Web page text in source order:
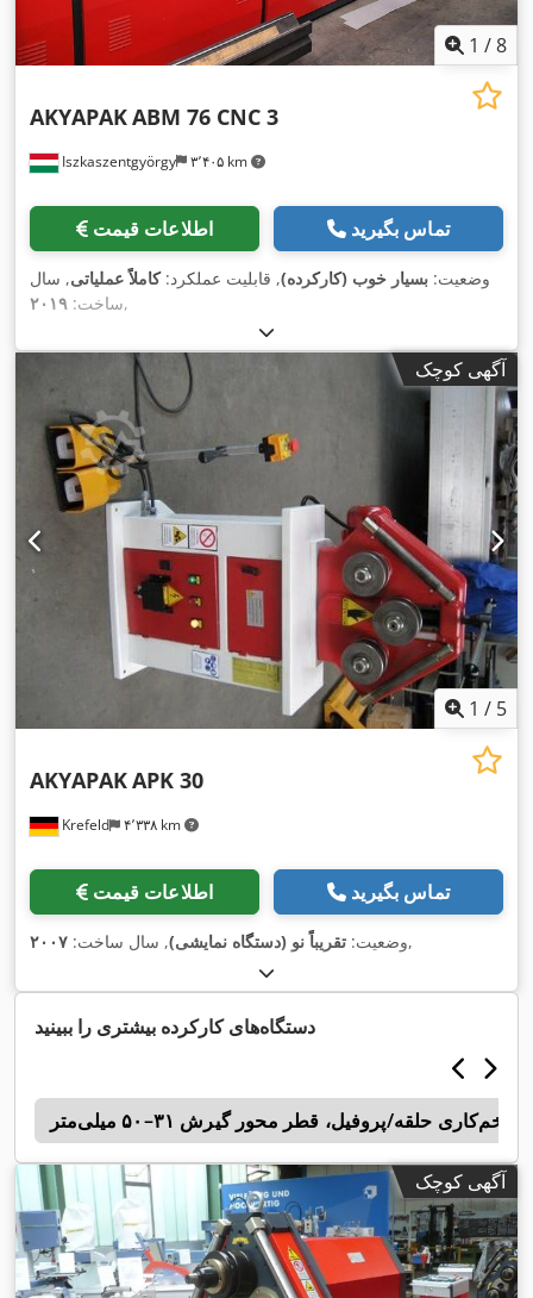
1 /8
Iszkaszentgyörgy ۳٬۴۰۵ km
AKYAPAKABM 76 CNC 3
اطلاعات قیمت تماس بگیرید
وضعیت: بسیار خوب (کارکرده), قابلیت عملکرد:کاملاً عملیاتی, سال
ساخت: ۲۰۱۹ ,
آگهی کوچک
1 / 5
Krefeld ۴٬۳۳۸ km
AKYAPAKAPK 30
اطلاعات قیمت تماس بگیرید
وضعیت: تقریباً نو (دستگاه نمایشی), سال ساخت: ۲۰۰۷ ,
دستگاه‌های کارکرده بیشتری را ببینید
خم‌کاری حلقه/پروفیل، قطر محور گیرش ۳۱–۵۰ میلی‌متر
آگهی کوچک